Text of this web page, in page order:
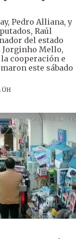
Pedro Alliana, y
Raúl
del estado
Jorginho Mello,
cooperación e
este sábado
ÚH